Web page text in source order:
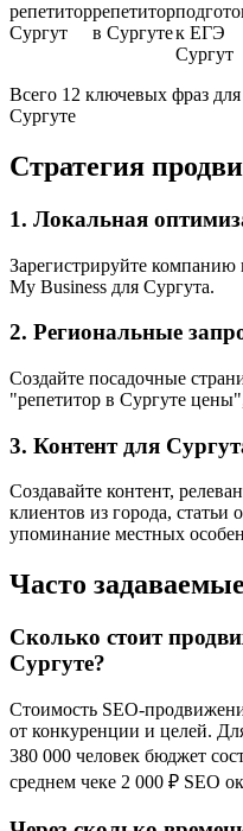
репетитор
Сургут
репетитор
в Сургутек ЕГЭ
Сургут
Всего 12 ключевых фраз
Сургуте
Стратегия
1. Локальная
Зарегистрируйте
My Business для Сургута.
2. Региональные
Создайте посадочные
"репетитор в Сургуте
3. Контент для
Создавайте контент,
клиентов из города, статьи
упоминание местных
Часто
Сколько стоит
Сургуте?
Стоимость SEO-
от конкуренции и целей.
380 000 человек бюджет
среднем чеке 2 000 ₽ SEO